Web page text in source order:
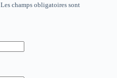
Les champs obligatoires sont